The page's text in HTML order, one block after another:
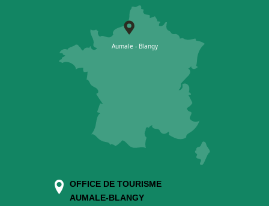
OFFICE DE TOURISME
AUMALE-BLANGY